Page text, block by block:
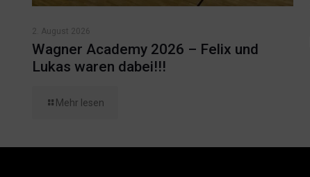
2. August 2026
Wagner Academy 2026 – Felix und
Lukas waren dabei!!!
Mehr lesen